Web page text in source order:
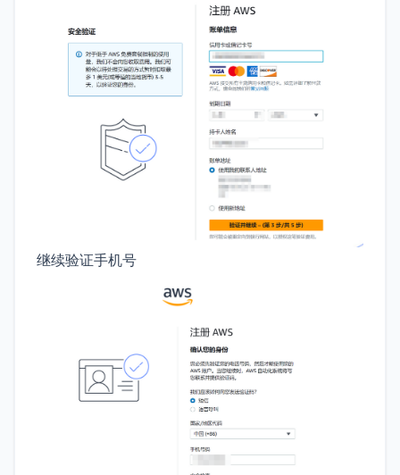
继续验证手机号